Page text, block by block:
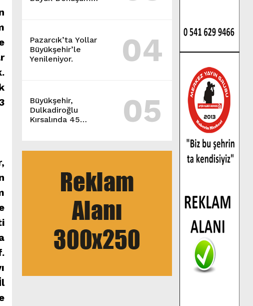
Pazarcık’ta Yollar
Büyükşehir’le
Yenileniyor.
04
Büyükşehir,
Dulkadiroğlu
Kırsalında 45
05